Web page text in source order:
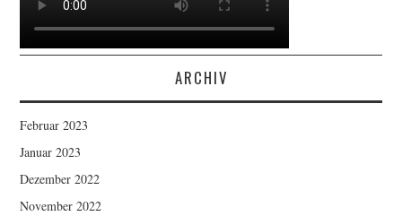
ARCHIV
Februar 2023
Januar 2023
Dezember 2022
November 2022